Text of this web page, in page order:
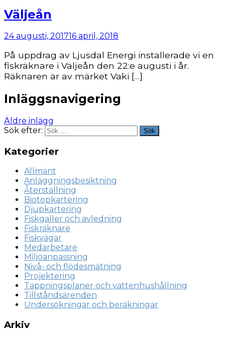
Väljeån
24 augusti, 201716 april, 2018
På uppdrag av Ljusdal Energi installerade vi en
fiskräknare i Väljeån den 22:e augusti i år.
Räknaren är av märket Vaki […]
Inläggsnavigering
Äldre inlägg
Sök efter:
Sök
Kategorier
Allmänt
Anläggningsbesiktning
Återställning
Biotopkartering
Djupkartering
Fiskgaller och avledning
Fiskräknare
Fiskvägar
Medarbetare
Miljöanpassning
Nivå- och flödesmätning
Projektering
Tappningsplaner och vattenhushållning
Tillståndsärenden
Undersökningar och beräkningar
Arkiv